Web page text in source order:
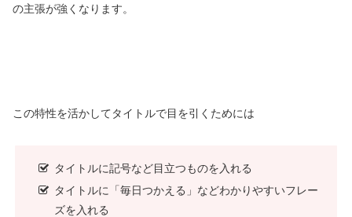
の主張が強くなります。
この特性を活かしてタイトルで目を引くためには
タイトルに記号など目立つものを入れる
タイトルに「毎日つかえる」などわかりやすいフレー
ズを入れる